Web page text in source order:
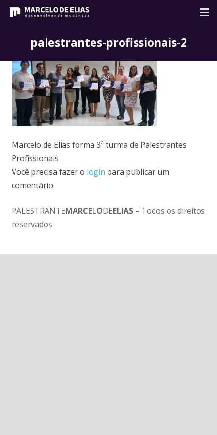
palestrantes-profissionais-2
Marcelo de Elias forma 3ª turma de Palestrantes
Profissionais
Você precisa fazer o login para publicar um
comentário.
PALESTRANTEMARCELODEELIAS – Todos os direitos
reservados